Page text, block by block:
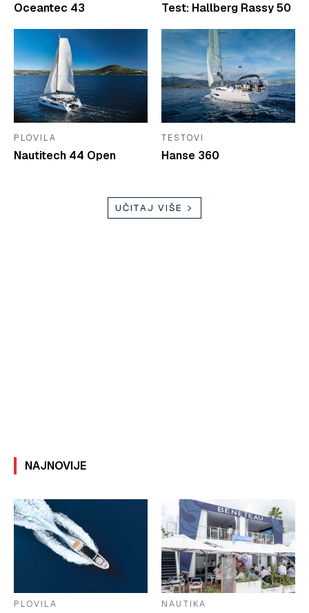
Oceantec 43 Test: Hallberg Rassy 50
PLOVILA
Nautitech 44 Open
TESTOVI
Hanse 360
UČITAJ VIŠE
NAJNOVIJE
PLOVILA NAUTIKA